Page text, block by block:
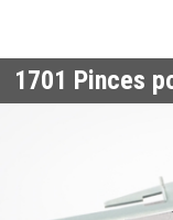
1701 Pinces